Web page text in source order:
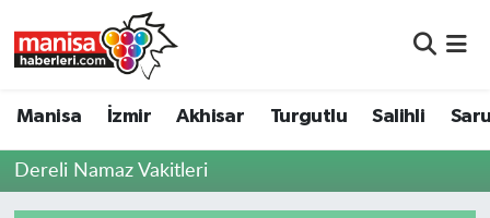
Manisa İzmir Akhisar Turgutlu Salihli
Dereli Namaz Vakitleri
Akhisar
Manisa Nöbetçi Eczaneler
Manisa Namaz Vakitleri